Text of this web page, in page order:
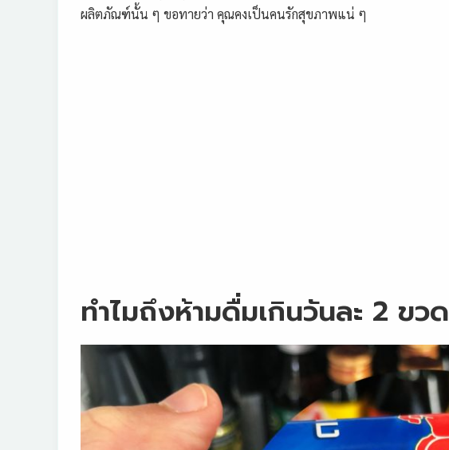
ผลิตภัณฑ์นั้น ๆ ขอทายว่า คุณคงเป็นคนรักสุขภาพแน่ ๆ
ทำไมถึงห้ามดื่มเกินวันละ 2 ขวด